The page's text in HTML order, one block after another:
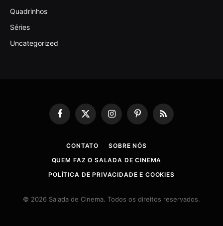
Quadrinhos
Séries
Uncategorized
Facebook
X
(Twitter)
InstagramPinterestRSS
CONTATO
SOBRE NÓS
QUEM FAZ O SALADA DE CINEMA
POLÍTICA DE PRIVACIDADE E COOKIES
© 2026 Salada de Cinema. Todos os direitos reservados.